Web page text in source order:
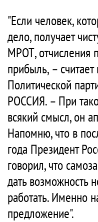
"Если человек,
дело, получает
МРОТ, отчисления
прибыль, –
Политической
РОССИЯ. – При
всякий смысл, он
Напомню, что в
года Президент
говорил, что
дать возможность
работать. Именно
предложение".